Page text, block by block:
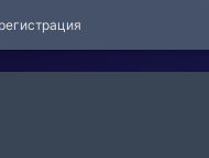
регистрация